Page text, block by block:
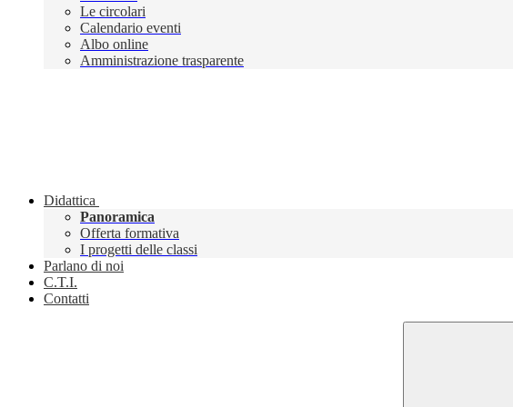
Le circolari
Calendario eventi
Albo online
Amministrazione trasparente
Didattica
Panoramica
Offerta formativa
I progetti delle classi
Parlano di noi
C.T.I.
Contatti